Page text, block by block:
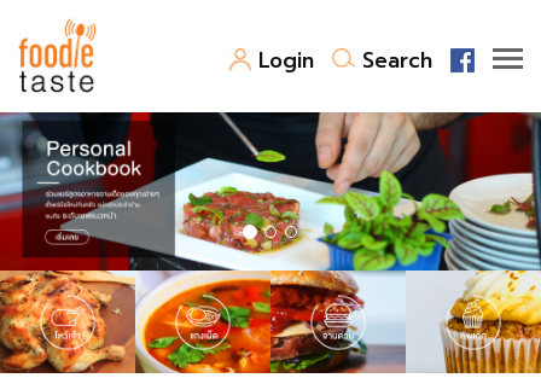
Login Search
สูตรอาหาร
สูตรอาหารล่าสุด
Top Foodie
พาไปชิม
สารพันก้นครัว
เคล็ดลับน่ารู้
FoodPedia